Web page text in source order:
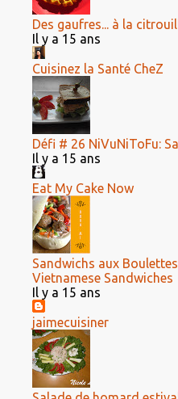
Des gaufres... à la
Il y a 15 ans
Cuisinez la Santé CheZ
Défi # 26 NiVuNiToFu:
Il y a 15 ans
Eat My Cake Now
Sandwichs aux
Vietnamese Sandwiches
Il y a 15 ans
jaimecuisiner